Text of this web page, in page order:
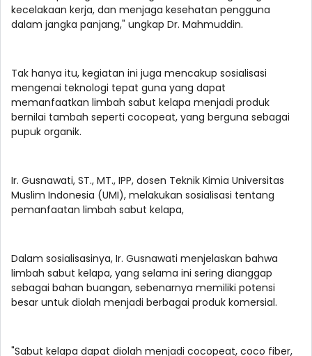
kecelakaan kerja, dan menjaga kesehatan pengguna
dalam jangka panjang," ungkap Dr. Mahmuddin.
Tak hanya itu, kegiatan ini juga mencakup sosialisasi
mengenai teknologi tepat guna yang dapat
memanfaatkan limbah sabut kelapa menjadi produk
bernilai tambah seperti cocopeat, yang berguna sebagai
pupuk organik.
Ir. Gusnawati, ST., MT., IPP, dosen Teknik Kimia Universitas
Muslim Indonesia (UMI), melakukan sosialisasi tentang
pemanfaatan limbah sabut kelapa,
Dalam sosialisasinya, Ir. Gusnawati menjelaskan bahwa
limbah sabut kelapa, yang selama ini sering dianggap
sebagai bahan buangan, sebenarnya memiliki potensi
besar untuk diolah menjadi berbagai produk komersial.
"Sabut kelapa dapat diolah menjadi cocopeat, coco fiber,